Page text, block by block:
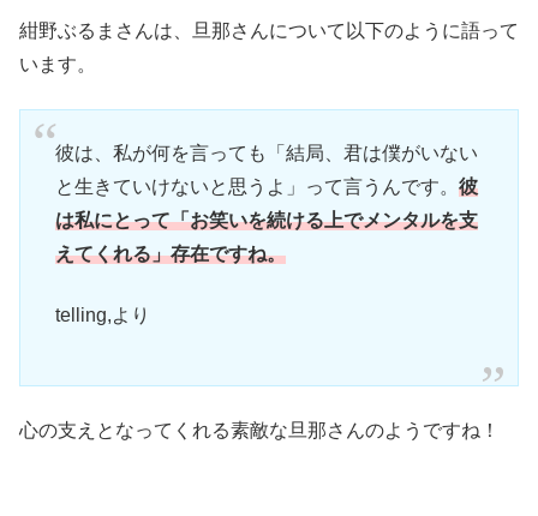
紺野ぶるまさんは、旦那さんについて以下のように語って
います。
彼は、私が何を言っても「結局、君は僕がいない
と生きていけないと思うよ」って言うんです。 彼
は私にとって「お笑いを続ける上でメンタルを支
えてくれる」存在ですね。
telling,より
心の支えとなってくれる素敵な旦那さんのようですね！